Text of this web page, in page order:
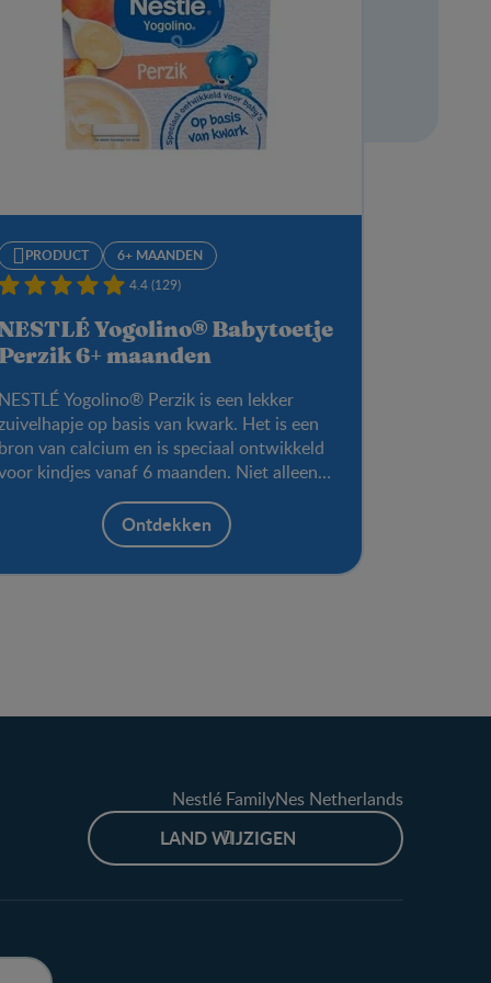
PRODUCT 6+ MAANDEN
4.4 (129)
Yogolino® Babytoetje
6+ maanden
Yogolino® Perzik is een lekker
op basis van kwark. Het is een
van calcium en is speciaal ontwikkeld
kindjes vanaf 6 maanden. Niet alleen
als toetje, maar ook geschikt als
Ontdekken
Nestlé FamilyNes Netherlands
LAND WIJZIGEN